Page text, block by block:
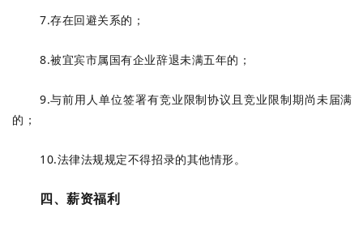
7.存在回避关系的；
8.被宜宾市属国有企业辞退未满五年的；
9.与前用人单位签署有竞业限制协议且竞业限制期尚未届满
的；
10.法律法规规定不得招录的其他情形。
四、薪资福利